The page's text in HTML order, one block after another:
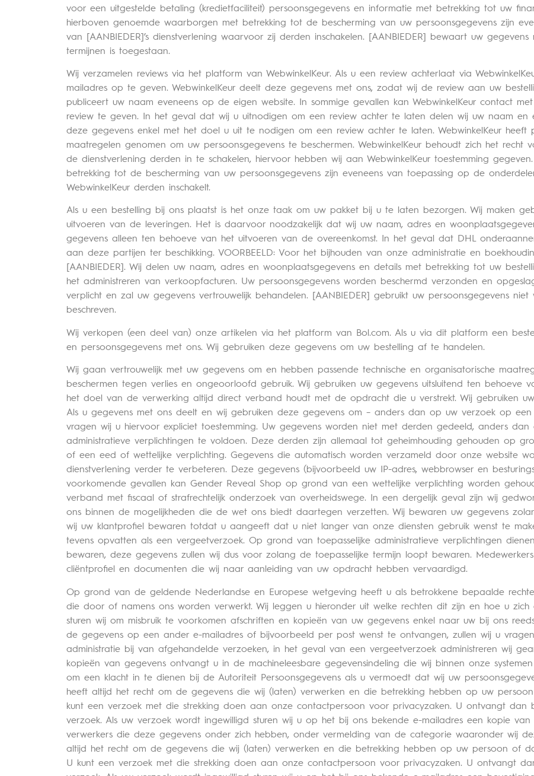
voor een uitgestelde betaling (kredietfaciliteit) persoonsgegevens en informatie met betrekking tot uw
hierboven genoemde waarborgen met betrekking tot de bescherming van uw persoonsgegevens zijn
van [AANBIEDER]’s dienstverlening waarvoor zij derden inschakelen. [AANBIEDER] bewaart uw
termijnen is toegestaan.
Wij verzamelen reviews via het platform van WebwinkelKeur. Als u een review achterlaat via
mailadres op te geven. WebwinkelKeur deelt deze gegevens met ons, zodat wij de review aan uw
publiceert uw naam eveneens op de eigen website. In sommige gevallen kan WebwinkelKeur contact
review te geven. In het geval dat wij u uitnodigen om een review achter te laten delen wij uw naam en
deze gegevens enkel met het doel u uit te nodigen om een review achter te laten. WebwinkelKeur heeft
maatregelen genomen om uw persoonsgegevens te beschermen. WebwinkelKeur behoudt zich het
de dienstverlening derden in te schakelen, hiervoor hebben wij aan WebwinkelKeur toestemming
betrekking tot de bescherming van uw persoonsgegevens zijn eveneens van toepassing op de
WebwinkelKeur derden inschakelt.
Als u een bestelling bij ons plaatst is het onze taak om uw pakket bij u te laten bezorgen. Wij maken
uitvoeren van de leveringen. Het is daarvoor noodzakelijk dat wij uw naam, adres en
gegevens alleen ten behoeve van het uitvoeren van de overeenkomst. In het geval dat DHL
aan deze partijen ter beschikking. VOORBEELD: Voor het bijhouden van onze administratie en
[AANBIEDER]. Wij delen uw naam, adres en woonplaatsgegevens en details met betrekking tot uw
het administreren van verkoopfacturen. Uw persoonsgegevens worden beschermd verzonden en
verplicht en zal uw gegevens vertrouwelijk behandelen. [AANBIEDER] gebruikt uw persoonsgegevens
beschreven.
Wij verkopen (een deel van) onze artikelen via het platform van Bol.com. Als u via dit platform een
en persoonsgegevens met ons. Wij gebruiken deze gegevens om uw bestelling af te handelen.
Wij gaan vertrouwelijk met uw gegevens om en hebben passende technische en organisatorische
beschermen tegen verlies en ongeoorloofd gebruik. Wij gebruiken uw gegevens uitsluitend ten behoeve
het doel van de verwerking altijd direct verband houdt met de opdracht die u verstrekt. Wij gebruiken
Als u gegevens met ons deelt en wij gebruiken deze gegevens om – anders dan op uw verzoek op
vragen wij u hiervoor expliciet toestemming. Uw gegevens worden niet met derden gedeeld, anders
administratieve verplichtingen te voldoen. Deze derden zijn allemaal tot geheimhouding gehouden op
of een eed of wettelijke verplichting. Gegevens die automatisch worden verzameld door onze website
dienstverlening verder te verbeteren. Deze gegevens (bijvoorbeeld uw IP-adres, webbrowser en
voorkomende gevallen kan Gender Reveal Shop op grond van een wettelijke verplichting worden
verband met fiscaal of strafrechtelijk onderzoek van overheidswege. In een dergelijk geval zijn wij
ons binnen de mogelijkheden die de wet ons biedt daartegen verzetten. Wij bewaren uw gegevens
wij uw klantprofiel bewaren totdat u aangeeft dat u niet langer van onze diensten gebruik wenst te
tevens opvatten als een vergeetverzoek. Op grond van toepasselijke administratieve verplichtingen
bewaren, deze gegevens zullen wij dus voor zolang de toepasselijke termijn loopt bewaren.
cliëntprofiel en documenten die wij naar aanleiding van uw opdracht hebben vervaardigd.
Op grond van de geldende Nederlandse en Europese wetgeving heeft u als betrokkene bepaalde
die door of namens ons worden verwerkt. Wij leggen u hieronder uit welke rechten dit zijn en hoe u
sturen wij om misbruik te voorkomen afschriften en kopieën van uw gegevens enkel naar uw bij ons
de gegevens op een ander e-mailadres of bijvoorbeeld per post wenst te ontvangen, zullen wij u
administratie bij van afgehandelde verzoeken, in het geval van een vergeetverzoek administreren wij
kopieën van gegevens ontvangt u in de machineleesbare gegevensindeling die wij binnen onze
om een klacht in te dienen bij de Autoriteit Persoonsgegevens als u vermoedt dat wij uw
heeft altijd het recht om de gegevens die wij (laten) verwerken en die betrekking hebben op uw
kunt een verzoek met die strekking doen aan onze contactpersoon voor privacyzaken. U ontvangt
verzoek. Als uw verzoek wordt ingewilligd sturen wij u op het bij ons bekende e-mailadres een kopie
verwerkers die deze gegevens onder zich hebben, onder vermelding van de categorie waaronder wij
altijd het recht om de gegevens die wij (laten) verwerken en die betrekking hebben op uw persoon of
U kunt een verzoek met die strekking doen aan onze contactpersoon voor privacyzaken. U ontvangt